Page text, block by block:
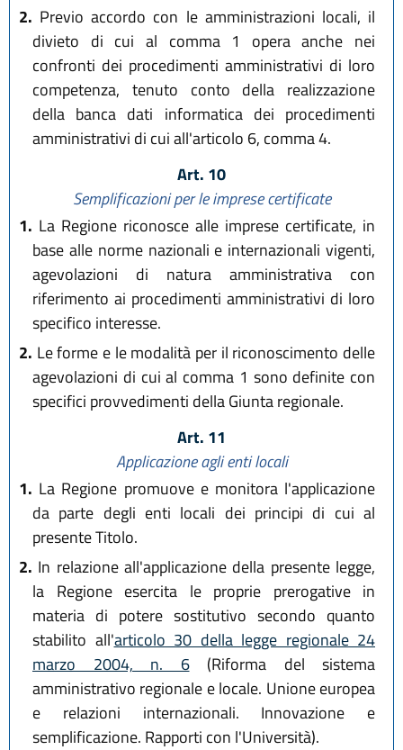
2. Previo accordo con le amministrazioni locali, il
divieto di cui al comma 1 opera anche nei
confronti dei procedimenti amministrativi di loro
competenza, tenuto conto della realizzazione
della banca dati informatica dei procedimenti
amministrativi di cui all'articolo 6, comma 4.
Art. 10
Semplificazioni per le imprese certificate
1. La Regione riconosce alle imprese certificate, in
base alle norme nazionali e internazionali vigenti,
agevolazioni di natura amministrativa con
riferimento ai procedimenti amministrativi di loro
specifico interesse.
2. Le forme e le modalità per il riconoscimento delle
agevolazioni di cui al comma 1 sono definite con
specifici provvedimenti della Giunta regionale.
Art. 11
Applicazione agli enti locali
1. La Regione promuove e monitora l'applicazione
da parte degli enti locali dei principi di cui al
presente Titolo.
2. In relazione all'applicazione della presente legge,
la Regione esercita le proprie prerogative in
materia di potere sostitutivo secondo quanto
stabilito all'articolo 30 della legge regionale 24
marzo 2004, n. 6(Riforma del sistema
amministrativo regionale e locale. Unione europea
e relazioni internazionali. Innovazione e
semplificazione. Rapporti con l'Università).